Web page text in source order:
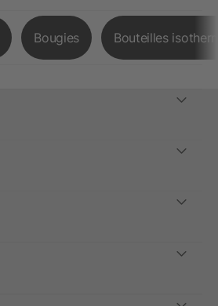
Bougies Bouteilles